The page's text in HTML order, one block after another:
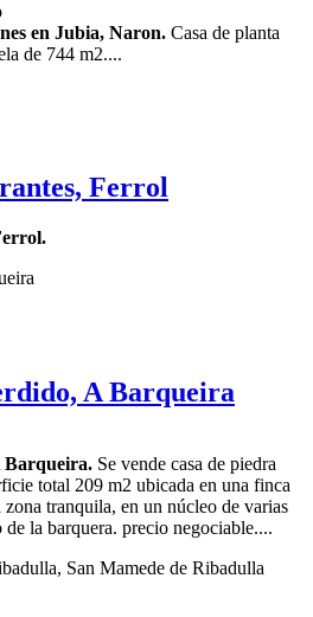
en Jubia, Naron. Casa de planta
de 744 m2....
Ferrol
A Barqueira
Barqueira. Se vende casa de piedra
total 209 m2 ubicada en una finca
tranquila, en un núcleo de varias
la barquera. precio negociable....